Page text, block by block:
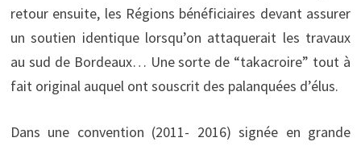
retour ensuite, les Régions bénéficiaires devant assurer
un soutien identique lorsqu’on attaquerait les travaux
au sud de Bordeaux… Une sorte de “takacroire” tout à
fait original auquel ont souscrit des palanquées d’élus.
Dans une convention (2011- 2016) signée en grande